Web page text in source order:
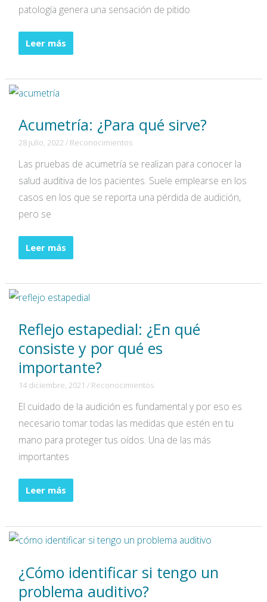
patología genera una sensación de pitido
Acufenometría:
¿De
se
Leer más
Acumetría: ¿Para qué sirve?
28 julio, 2022 / Reconocimientos
Las pruebas de acumetría se realizan para conocer la
salud auditiva de los pacientes. Suele emplearse en los
casos en los que se reporta una pérdida de audición,
pero se
Acumetría:
¿Para
sirve?
Leer más
Reflejo estapedial: ¿En qué
consiste y por qué es
importante?
14 diciembre, 2021 / Reconocimientos
El cuidado de la audición es fundamental y por eso es
necesario tomar todas las medidas que estén en tu
mano para proteger tus oídos. Una de las más
importantes
Reflejo
estapedial:
qué
y
por
Leer más
¿Cómo identificar si tengo un
problema auditivo?